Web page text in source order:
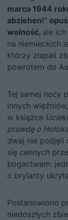
marca 1944
abziehen!”
wolność, ale
na niemieckich
którzy złapali
powrotem do
Tej samej nocy
innych
w książce
prawdę o
dwaj nie podjęli
się cennych
bogactwem:
o brylanty
Postanowiono
niedoszłych